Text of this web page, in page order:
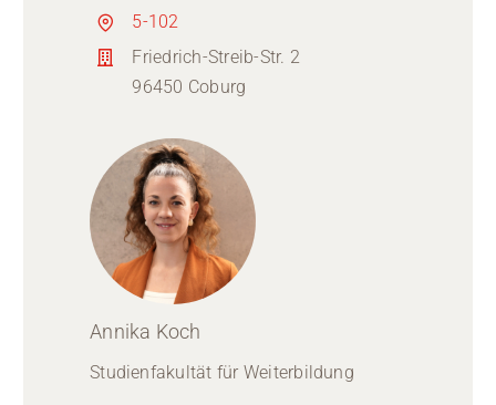
5-102
Friedrich-Streib-Str. 2
96450 Coburg
Annika Koch
Studienfakultät für Weiterbildung